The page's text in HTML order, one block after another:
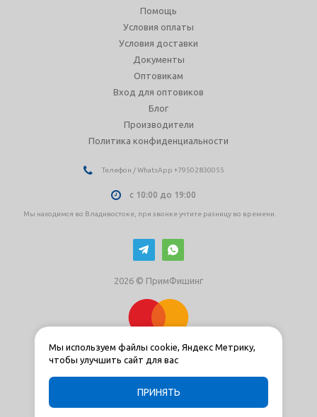
Помощь
Условия оплаты
Условия доставки
Документы
Оптовикам
Вход для оптовиков
Блог
Производители
Политика конфиденциальности
Телефон / WhatsApp +79502830055
с 10:00 до 19:00
Мы находимся во Владивостоке, при звонке учтите разницу во времени.
2026 © ПримФишинг
Мы используем файлы cookie, Яндекс Метрику,
чтобы улучшить сайт для вас
ПРИНЯТЬ